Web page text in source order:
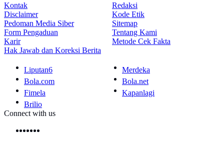
Kontak
Redaksi
Disclaimer
Kode Etik
Pedoman Media Siber
Sitemap
Form Pengaduan
Tentang Kami
Karir
Metode Cek Fakta
Hak Jawab dan Koreksi Berita
Liputan6
Merdeka
Bola.com
Bola.net
Fimela
Kapanlagi
Brilio
Connect with us